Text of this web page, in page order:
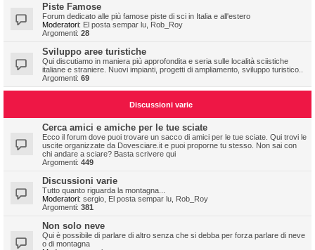
Piste Famose
Forum dedicato alle più famose piste di sci in Italia e all'estero
Moderatori: El posta sempar lu Rob_Roy
Argomenti: 28
Sviluppo aree turistiche
Qui discutiamo in maniera più approfondita e seria sulle località sciistiche
italiane e straniere. Nuovi impianti, progetti di ampliamento, sviluppo turistico..
Argomenti: 69
Discussioni varie
Cerca amici e amiche per le tue sciate
Ecco il forum dove puoi trovare un sacco di amici per le tue sciate. Qui trovi le
uscite organizzate da Dovesciare.it e puoi proporne tu stesso. Non sai con
chi andare a sciare? Basta scrivere qui
Argomenti: 449
Discussioni varie
Tutto quanto riguarda la montagna...
Moderatori: sergio El posta sempar lu Rob_Roy
Argomenti: 381
Non solo neve
Qui è possibile di parlare di altro senza che si debba per forza parlare di neve
o di montagna